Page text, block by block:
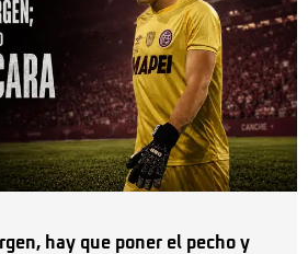
hay que poner el pecho y